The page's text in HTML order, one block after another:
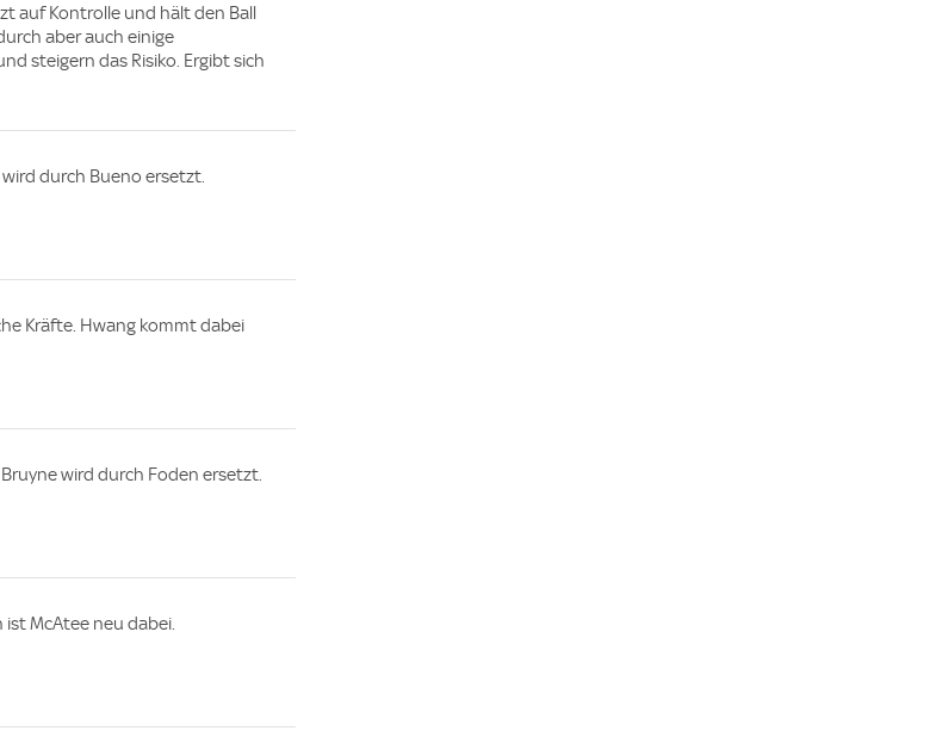
auf Kontrolle und hält den Ball
aber auch einige
steigern das Risiko. Ergibt sich
durch Bueno ersetzt.
Kräfte. Hwang kommt dabei
wird durch Foden ersetzt.
McAtee neu dabei.